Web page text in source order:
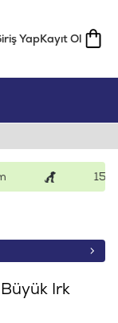
YapKayıt Ol
15.000
Irk